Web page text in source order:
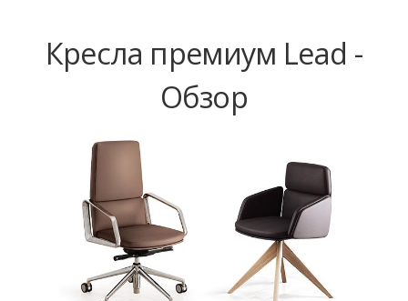
Кресла премиум Lead -
Обзор